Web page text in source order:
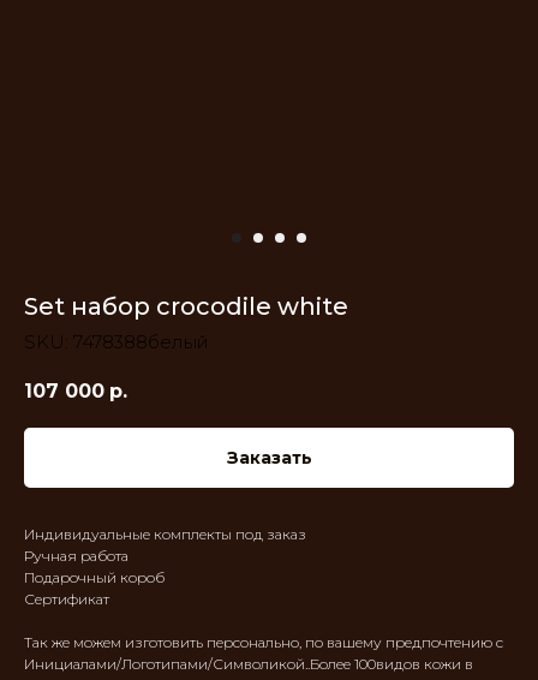
Set набор crocodile white
SKU: 7478388белый
107 000 р.
Заказать
Индивидуальные комплекты под заказ
Ручная работа
Подарочный короб
Сертификат
Так же можем изготовить персонально, по вашему предпочтению с
Инициалами/Логотипами/Символикой..Более 100видов кожи в